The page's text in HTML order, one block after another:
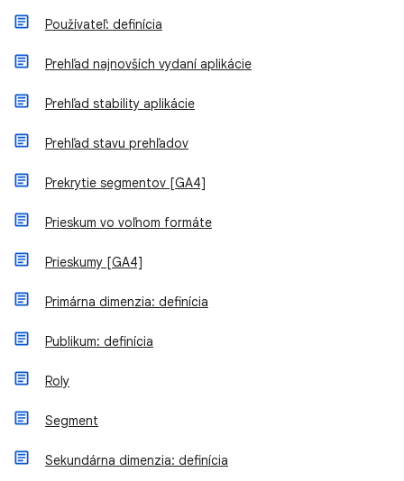
Používateľ: definícia
Prehľad najnovších vydaní aplikácie
Prehľad stability aplikácie
Prehľad stavu prehľadov
Prekrytie segmentov [GA4]
Prieskum vo voľnom formáte
Prieskumy [GA4]
Primárna dimenzia: definícia
Publikum: definícia
Roly
Segment
Sekundárna dimenzia: definícia